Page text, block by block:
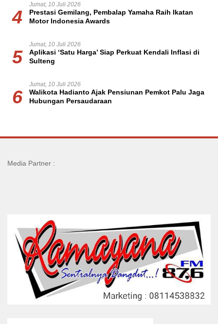
4
Jumat, 10 Juli 2026
Prestasi Gemilang, Pembalap Yamaha Raih Ikatan
Motor Indonesia Awards
5
Jumat, 10 Juli 2026
Aplikasi ‘Satu Harga’ Siap Perkuat Kendali Inflasi di
Sulteng
6
Jumat, 10 Juli 2026
Walikota Hadianto Ajak Pensiunan Pemkot Palu Jaga
Hubungan Persaudaraan
Media Partner :